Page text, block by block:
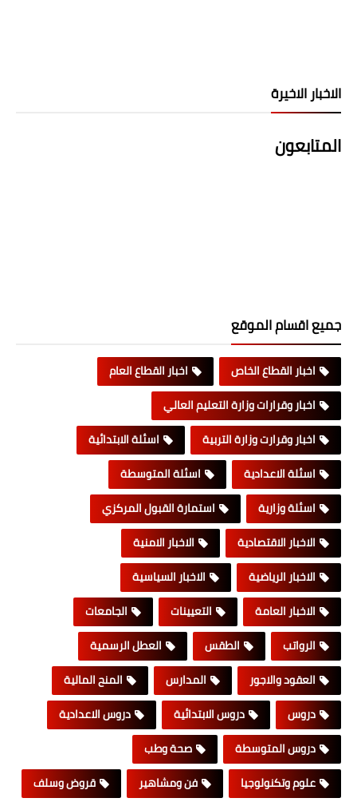
الاخبار الاخيرة
المتابعون
جميع اقسام الموقع
اخبار القطاع الخاص
اخبار القطاع العام
اخبار وقرارات وزارة التعليم العالي
اخبار وقرارت وزارة التربية
اسئلة الابتدائية
اسئلة الاعدادية
اسئلة المتوسطة
اسئلة وزارية
استمارة القبول المركزي
الاخبار الاقتصادية
الاخبار الامنية
الاخبار الرياضية
الاخبار السياسية
الاخبار العامة
التعيينات
الجامعات
الرواتب
الطقس
العطل الرسمية
العقود والاجور
المدارس
المنح المالية
دروس
دروس الابتدائية
دروس الاعدادية
دروس المتوسطة
صحة وطب
علوم وتكنولوجيا
فن ومشاهير
قروض وسلف